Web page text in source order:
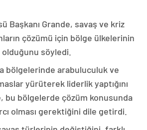
Başkanı Grande, savaş ve kriz
çözümü için bölge ülkelerinin
söyledi.
bölgelerinde arabuluculuk ve
yürüterek liderlik yaptığını
bu bölgelerde çözüm konusunda
olması gerektiğini dile getirdi.